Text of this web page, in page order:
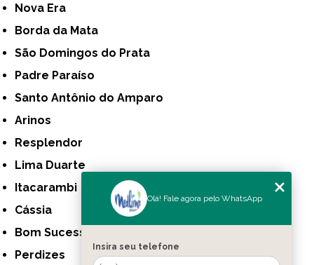
Nova Era
Borda da Mata
São Domingos do Prata
Padre Paraíso
Santo Antônio do Amparo
Arinos
Resplendor
Lima Duarte
Itacarambi
Cássia
Bom Sucesso
Perdizes
Olá! Fale agora pelo WhatsApp
Insira seu telefone